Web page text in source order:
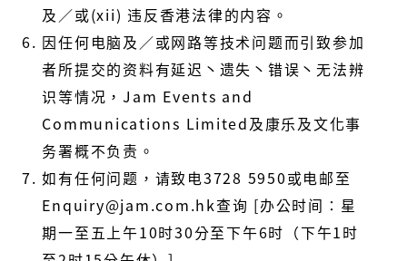
及／或(xii)违反香港法律的内容。
因任何电脑及／或网路等技术问题而引致参加
者所提交的资料有延迟丶遗失丶错误丶无法辨
识等情况，Jam Events and
Communications Limited及康乐及文化事
务署概不负责。
如有任何问题，请致电3728 5950或电邮至
Enquiry@jam.com.hk查询 [办公时间∶星
期一至五上午10时30分至下午6时（下午1时